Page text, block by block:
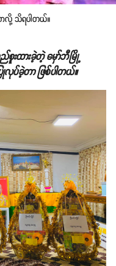
လို့ သိရပါတယ်။
းထားခဲ့တဲ့ မှော်ဘီမြို့
ပ်ခဲ့တာ ဖြစ်ပါတယ်။